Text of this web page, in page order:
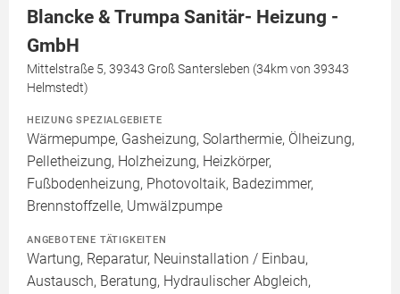
Blancke & Trumpa Sanitär- Heizung -
GmbH
Mittelstraße 5, 39343 Groß Santersleben (34km von 39343
Helmstedt)
HEIZUNG SPEZIALGEBIETE
Wärmepumpe, Gasheizung, Solarthermie, Ölheizung,
Pelletheizung, Holzheizung, Heizkörper,
Fußbodenheizung, Photovoltaik, Badezimmer,
Brennstoffzelle, Umwälzpumpe
ANGEBOTENE TÄTIGKEITEN
Wartung, Reparatur, Neuinstallation / Einbau,
Austausch, Beratung, Hydraulischer Abgleich,